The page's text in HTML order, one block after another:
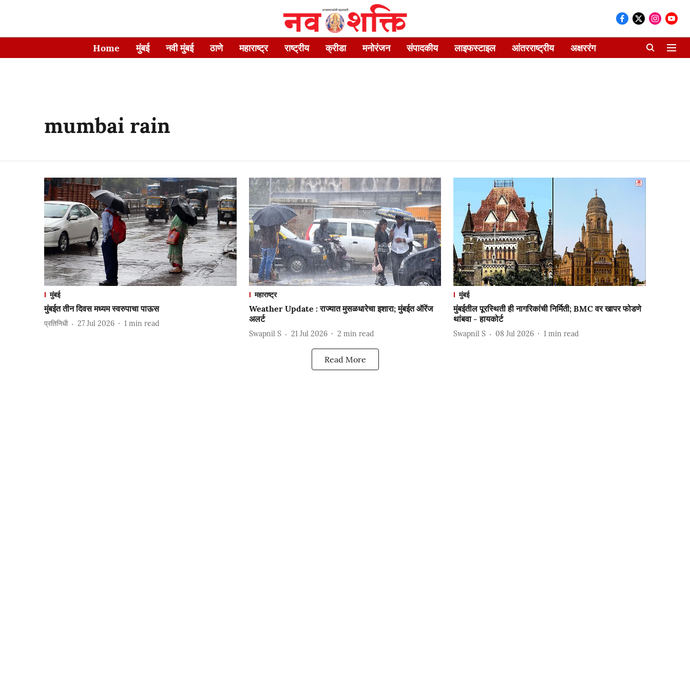
Home मुंबई नवी मुंबई ठाणे महाराष्ट्र राष्ट्रीय क्रीडा मनोरंजन संपादकीय लाइफस्टाइल आंतरराष्ट्रीय अक्षररंग
mumbai rain
मुंबई
मुंबईत तीन दिवस मध्यम स्वरुपाचा पाऊस
प्रतिनिधी 27 Jul 2026 1 min read
महाराष्ट्र
Weather Update : राज्यात मुसळधारेचा इशारा; मुंबईत ऑरेंज
अलर्ट
Swapnil S 21 Jul 2026 2 min read
मुंबई
मुंबईतील पूरस्थिती ही नागरिकांची निर्मिती; BMC वर खापर फोडणे
थांबवा - हायकोर्ट
Swapnil S 08 Jul 2026 1 min read
Read More